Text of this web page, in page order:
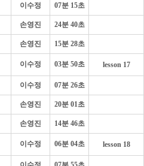
이수정 07분 15초
손영진 24분 40초
손영진 15분 28초
이수정 03분 50초 lesson 17
이수정 07분 26초
손영진 20분 01초
손영진 14분 46초
이수정 06분 04초 lesson 18